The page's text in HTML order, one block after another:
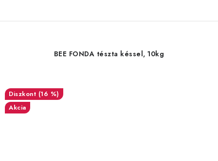
BEE FONDA tészta késsel, 10kg
(16 %)
Akcia